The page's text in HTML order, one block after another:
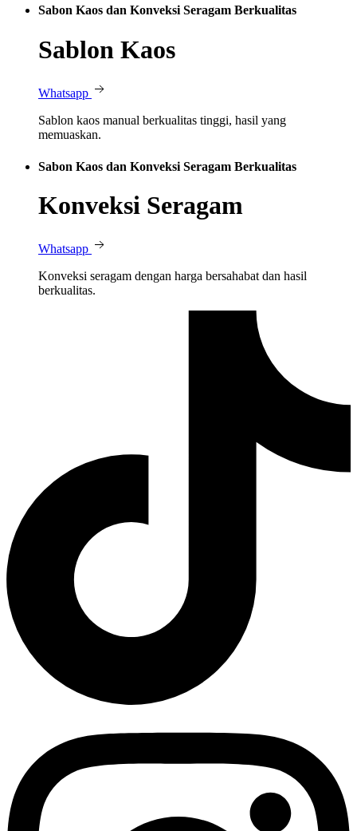
Sabon Kaos dan Konveksi Seragam Berkualitas
Sablon Kaos
Whatsapp
Sablon kaos manual berkualitas tinggi, hasil yang
memuaskan.
Sabon Kaos dan Konveksi Seragam Berkualitas
Konveksi Seragam
Whatsapp
Konveksi seragam dengan harga bersahabat dan hasil
berkualitas.